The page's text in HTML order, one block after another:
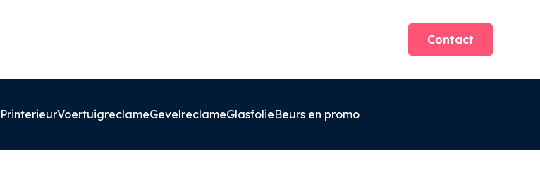
Contact
PrinterieurVoertuigreclameGevelreclameGlasfolieBeurs en promo